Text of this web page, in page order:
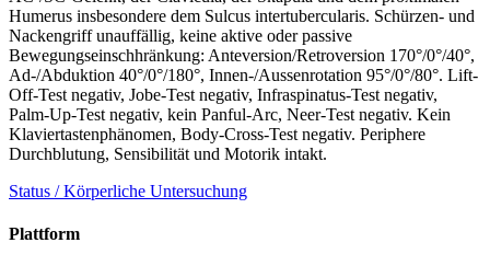
Humerus insbesondere dem Sulcus intertubercularis. Schürzen- und
Nackengriff unauffällig, keine aktive oder passive
Bewegungseinschhränkung: Anteversion/Retroversion 170°/0°/40°,
Ad-/Abduktion 40°/0°/180°, Innen-/Aussenrotation 95°/0°/80°. Lift-
Off-Test negativ, Jobe-Test negativ, Infraspinatus-Test negativ,
Palm-Up-Test negativ, kein Panful-Arc, Neer-Test negativ. Kein
Klaviertastenphänomen, Body-Cross-Test negativ. Periphere
Durchblutung, Sensibilität und Motorik intakt.
Status / Körperliche Untersuchung
Plattform